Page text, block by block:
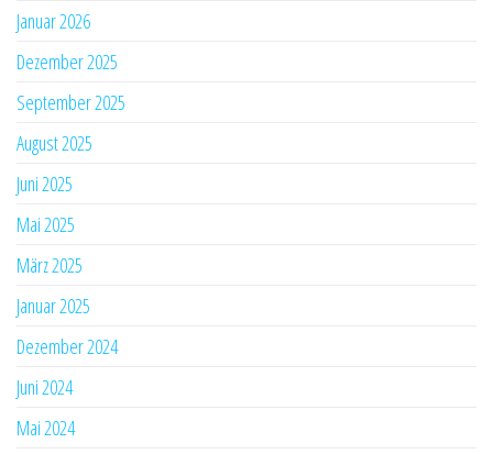
Januar 2026
Dezember 2025
September 2025
August 2025
Juni 2025
Mai 2025
März 2025
Januar 2025
Dezember 2024
Juni 2024
Mai 2024